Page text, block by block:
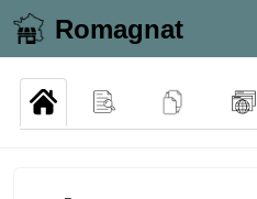
Romagnat